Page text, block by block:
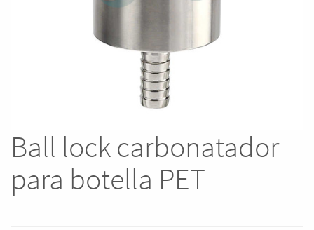
Ball lock carbonatador
para botella PET